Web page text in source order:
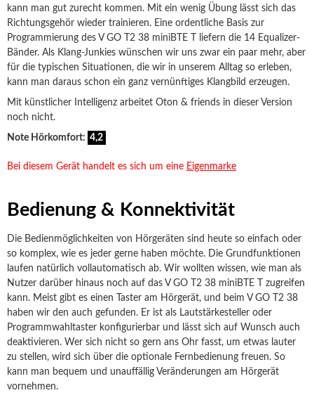
kann man gut zurecht kommen. Mit ein wenig Übung lässt sich das
Richtungsgehör wieder trainieren. Eine ordentliche Basis zur
Programmierung des V GO T2 38 miniBTE T liefern die 14 Equalizer-
Bänder. Als Klang-Junkies wünschen wir uns zwar ein paar mehr, aber
für die typischen Situationen, die wir in unserem Alltag so erleben,
kann man daraus schon ein ganz vernünftiges Klangbild erzeugen.
Mit künstlicher Intelligenz arbeitet Oton & friends in dieser Version
noch nicht.
Note Hörkomfort: 4,2
Bei diesem Gerät handelt es sich um eine Eigenmarke
Bedienung & Konnektivität
Die Bedienmöglichkeiten von Hörgeräten sind heute so einfach oder
so komplex, wie es jeder gerne haben möchte. Die Grundfunktionen
laufen natürlich vollautomatisch ab. Wir wollten wissen, wie man als
Nutzer darüber hinaus noch auf das V GO T2 38 miniBTE T zugreifen
kann. Meist gibt es einen Taster am Hörgerät, und beim V GO T2 38
haben wir den auch gefunden. Er ist als Lautstärkesteller oder
Programmwahltaster konfigurierbar und lässt sich auf Wunsch auch
deaktivieren. Wer sich nicht so gern ans Ohr fasst, um etwas lauter
zu stellen, wird sich über die optionale Fernbedienung freuen. So
kann man bequem und unauffällig Veränderungen am Hörgerät
vornehmen.